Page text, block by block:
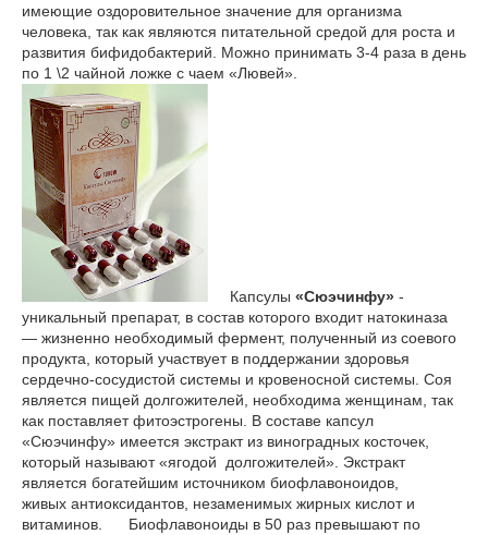
имеющие оздоровительное значение для организма
человека, так как являются питательной средой для роста и
развития бифидобактерий. Можно принимать 3-4 раза в день
по 1 \2 чайной ложке с чаем «Лювей».
Капсулы «Сюэчинфу» -
уникальный препарат, в состав которого входит натокиназа
— жизненно необходимый фермент, полученный из соевого
продукта, который участвует в поддержании здоровья
сердечно-сосудистой системы и кровеносной системы. Соя
является пищей долгожителей, необходима женщинам, так
как поставляет фитоэстрогены. В составе капсул
«Сюэчинфу» имеется экстракт из виноградных косточек,
который называют «ягодой долгожителей». Экстракт
является богатейшим источником биофлавоноидов,
живых антиоксидантов, незаменимых жирных кислот и
витаминов. Биофлавоноиды в 50 раз превышают по